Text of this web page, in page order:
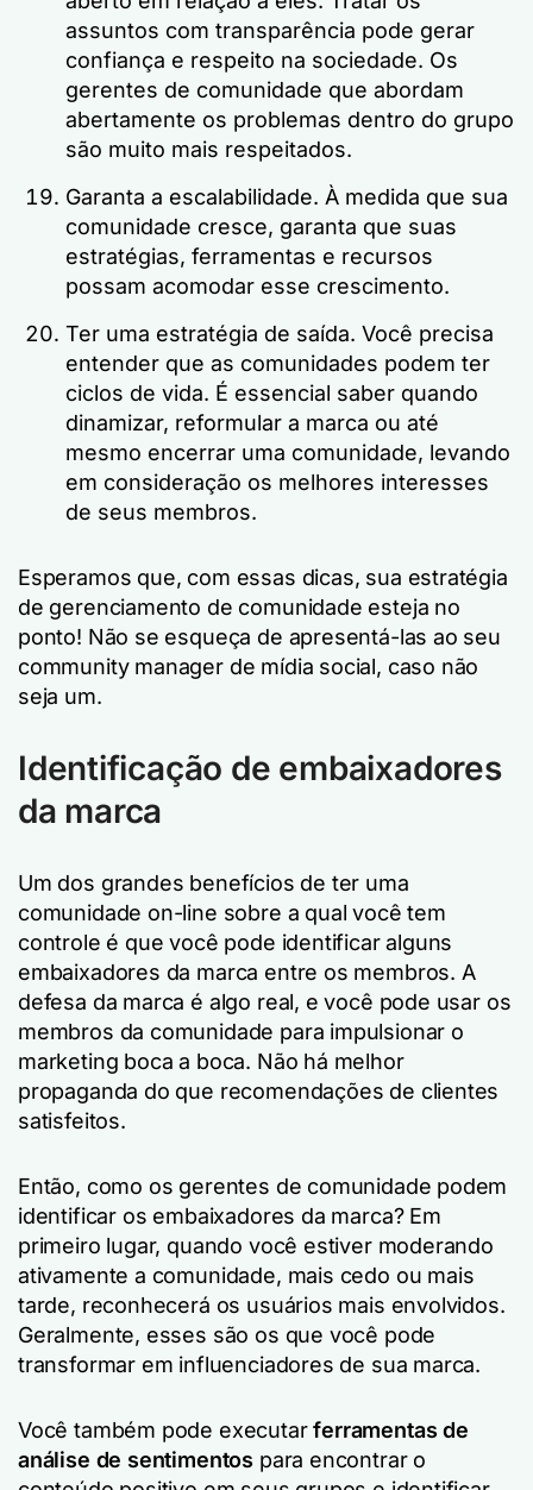
assuntos com transparência pode gerar
confiança e respeito na sociedade. Os
gerentes de comunidade que abordam
abertamente os problemas dentro do grupo
são muito mais respeitados.
Garanta a escalabilidade. À medida que sua
comunidade cresce, garanta que suas
estratégias, ferramentas e recursos
possam acomodar esse crescimento.
Ter uma estratégia de saída. Você precisa
entender que as comunidades podem ter
ciclos de vida. É essencial saber quando
dinamizar, reformular a marca ou até
mesmo encerrar uma comunidade, levando
em consideração os melhores interesses
de seus membros.
Esperamos que, com essas dicas, sua estratégia
de gerenciamento de comunidade esteja no
ponto! Não se esqueça de apresentá-las ao seu
community manager de mídia social, caso não
seja um.
Identificação de embaixadores
da marca
Um dos grandes benefícios de ter uma
comunidade on-line sobre a qual você tem
controle é que você pode identificar alguns
embaixadores da marca entre os membros. A
defesa da marca é algo real, e você pode usar os
membros da comunidade para impulsionar o
marketing boca a boca. Não há melhor
propaganda do que recomendações de clientes
satisfeitos.
Então, como os gerentes de comunidade podem
identificar os embaixadores da marca? Em
primeiro lugar, quando você estiver moderando
ativamente a comunidade, mais cedo ou mais
tarde, reconhecerá os usuários mais envolvidos.
Geralmente, esses são os que você pode
transformar em influenciadores de sua marca.
Você também pode executarferramentas de
análise de sentimentos para encontrar o